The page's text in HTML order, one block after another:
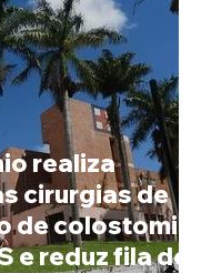
realiza
cirurgias de
de colostomia
e reduz fila de